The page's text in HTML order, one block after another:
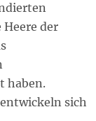
der
haben.
sich